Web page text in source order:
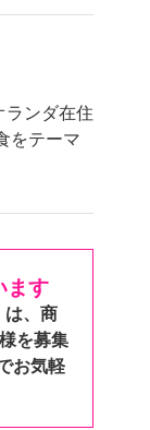
ンダ在住
をテーマ
ます
は、商
を募集
お気軽